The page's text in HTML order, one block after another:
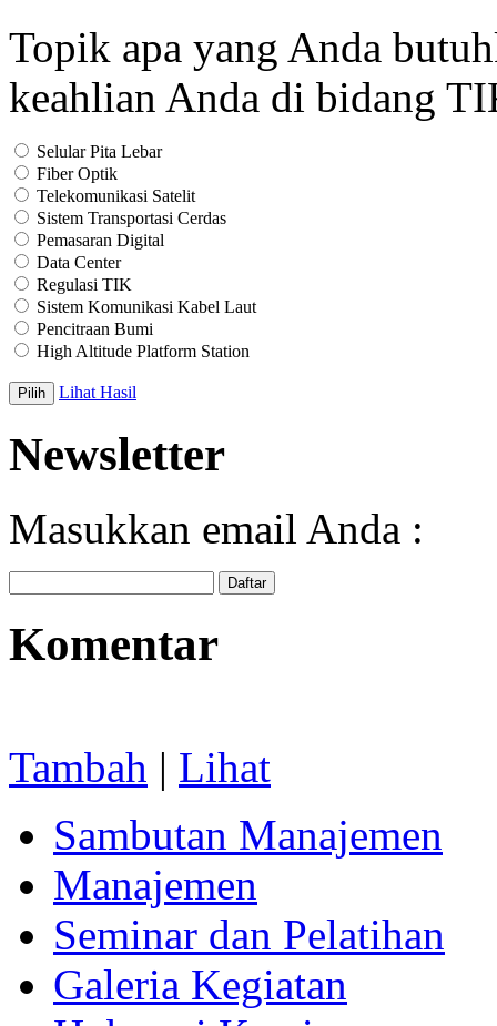
Topik apa yang Anda
keahlian Anda di bidang
Selular Pita Lebar
Fiber Optik
Telekomunikasi Satelit
Sistem Transportasi Cerdas
Pemasaran Digital
Data Center
Regulasi TIK
Sistem Komunikasi Kabel Laut
Pencitraan Bumi
High Altitude Platform Station
Lihat Hasil
Newsletter
Masukkan email Anda :
Komentar
Tambah | Lihat
Sambutan Manajemen
Manajemen
Seminar dan Pelatihan
Galeria Kegiatan